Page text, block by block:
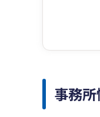
事務